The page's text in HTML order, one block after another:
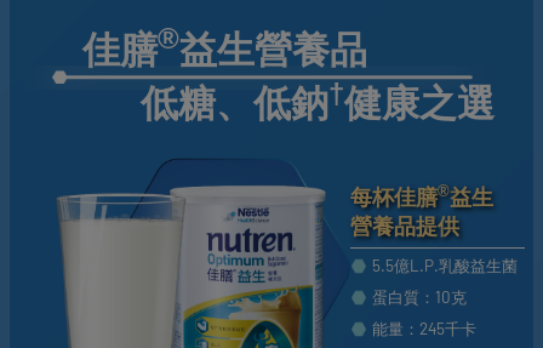
佳膳®益生營養品
低糖、低鈉†健康之選
每杯佳膳®益生
營養品提供
5.5億L.P.乳酸益生菌
蛋白質：10克
能量：245千卡